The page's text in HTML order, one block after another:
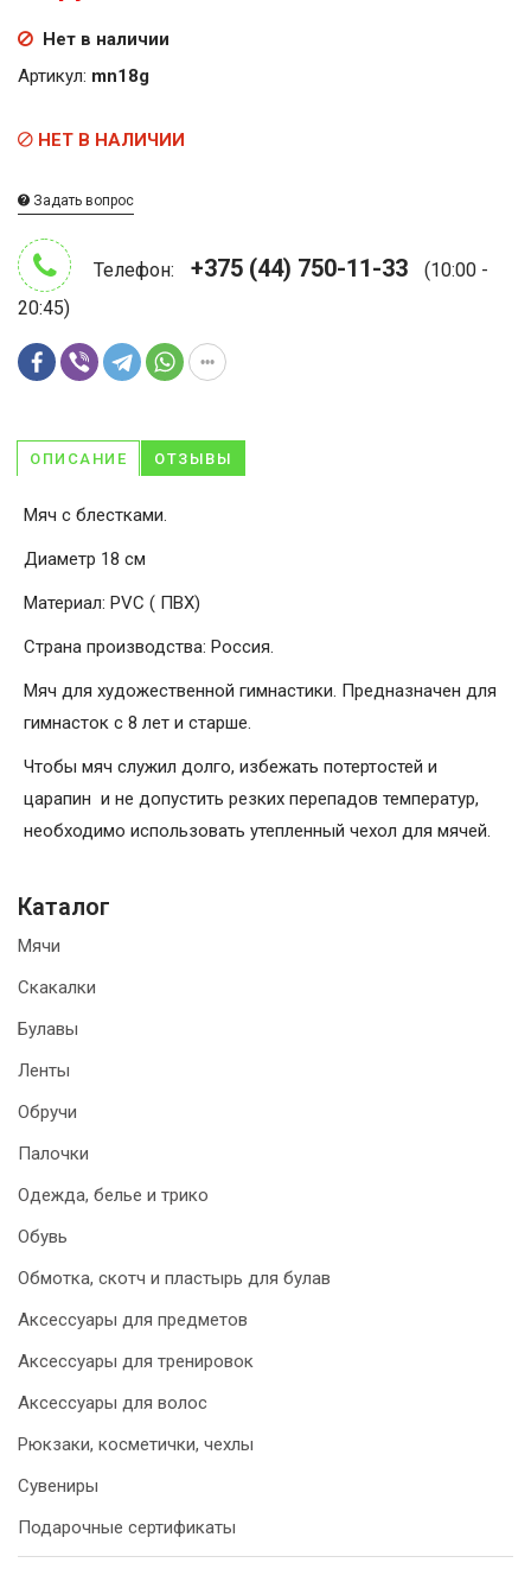
Нет в наличии
Артикул: mn18g
НЕТ В НАЛИЧИИ
Задать вопрос
Телефон: +375 (44) 750-11-33
(10:00 -
20:45)
ОПИСАНИЕ ОТЗЫВЫ
Мяч с блестками.
Диаметр 18 см
Материал: PVC ( ПВХ)
Страна производства: Россия.
Мяч для художественной гимнастики. Предназначен для
гимнасток с 8 лет и старше.
Чтобы мяч служил долго, избежать потертостей и
царапин и не допустить резких перепадов температур,
необходимо использовать утепленный чехол для мячей.
Каталог
Мячи
Скакалки
Булавы
Ленты
Обручи
Палочки
Одежда, белье и трико
Обувь
Обмотка, скотч и пластырь для булав
Аксессуары для предметов
Аксессуары для тренировок
Аксессуары для волос
Рюкзаки, косметички, чехлы
Сувениры
Подарочные сертификаты